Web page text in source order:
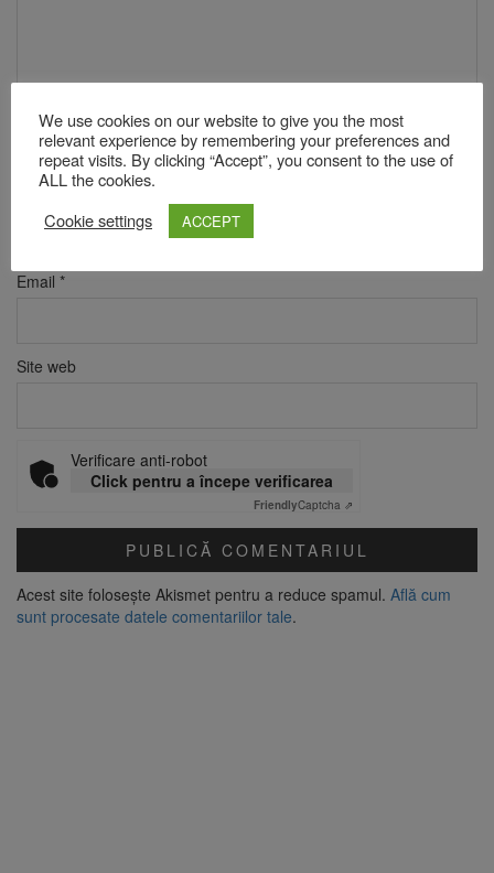
Email *
Site web
Verificare anti-robot
Click pentru a începe verificarea
FriendlyCaptcha ⇗
Acest site folosește Akismet pentru a reduce spamul. Află cum
sunt procesate datele comentariilor tale.
We use cookies on our website to give you the most
relevant experience by remembering your preferences and
repeat visits. By clicking “Accept”, you consent to the use of
ALL the cookies.
Cookie settings
ACCEPT